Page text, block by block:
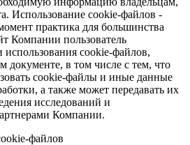
Использование cookie-файлов -
практика для большинства
Компании пользователь
использования cookie-файлов,
документе, в том числе с тем, что
cookie-файлы и иные данные
а также может передавать их
исследований и
Компании.
файлов